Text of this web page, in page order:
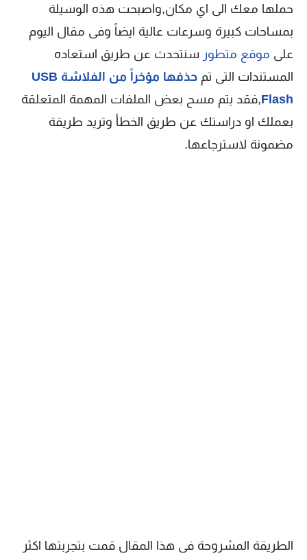
حملها معك الى اي مكان,واصبحت هذه الوسيلة
بمساحات كبيرة وسرعات عالية ايضاً وفى مقال اليوم
على موقع متطور سنتحدث عن طريق استعاده
المستندات التى تم
حذفها مؤخراً من الفلاشة USB
Flash,فقد يتم مسح بعض الملفات المهمة المتعلقة
بعملك او دراستك عن طريق الخطأ وتريد طريقة
مضمونة لاسترجاعها.
الطريقة المشروحة فى هذا المقال قمت بتجربتها اكثر